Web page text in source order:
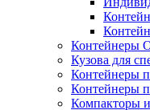
Кузова для
Контейнеры
Контейнеры
Компакторы